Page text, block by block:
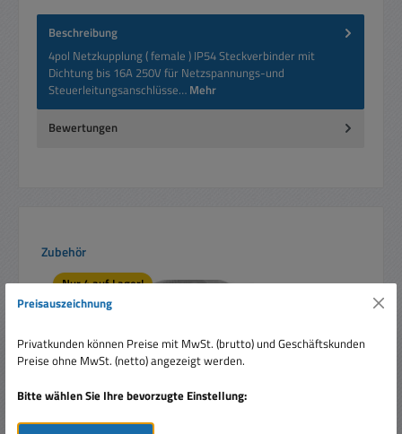
Beschreibung
4pol Netzkupplung ( female ) IP54 Steckverbinder mit
Dichtung bis 16A 250V für Netzspannungs-und
Steuerleitungsanschlüsse… Mehr
Bewertungen
Produktgalerie überspringen
Zubehör
Nur 4 auf Lager!
Preisauszeichnung
Privatkunden können Preise mit MwSt. (brutto) und Geschäftskunden
Preise ohne MwSt. (netto) angezeigt werden.
Bitte wählen Sie Ihre bevorzugte Einstellung: